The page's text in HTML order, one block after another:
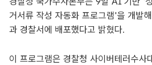
거서류 작성 자동화 프로그램'을 개발
과 경찰서에 배포했다고 밝혔다.
이 프로그램은 경찰청 사이버테러수사